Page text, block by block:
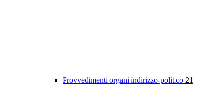
Provvedimenti organi indirizzo-politico 21